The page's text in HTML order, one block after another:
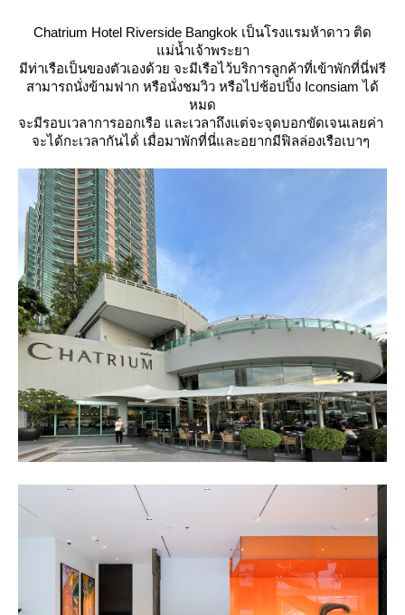
Chatrium Hotel Riverside Bangkok เป็นโรงแรมห้าดาว ติด
ม่น้ำเจ้าพระยา
มีท่าเรือเป็นของตัวเองด้วย จะมีเรือไว้บริการลูกค้าที่เข้าพักที่นี่ฟรี
สามารถนั่งข้ามฟาก หรือนั่งชมวิว หรือไปช้อปปิ้ง Iconsiam ได้
หมด
จะมีรอบเวลาการออกเรือ และเวลาถึงแต่จะจุดบอกขัดเจนเลยค่า
จะได้กะเวลากันได้่ เมื่อมาพักที่นี่และอยากมีฟิลล่องเรือเบาๆ